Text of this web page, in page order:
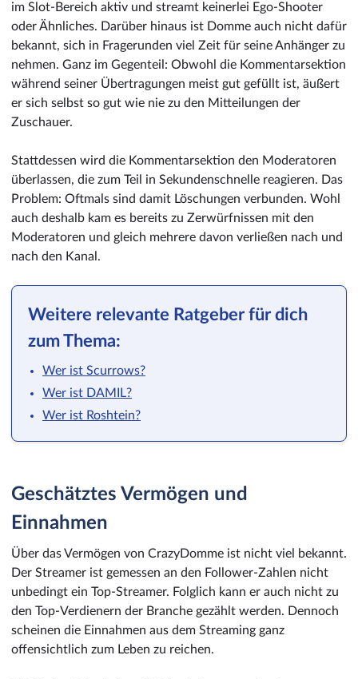
im Slot-Bereich aktiv und streamt keinerlei Ego-Shooter
oder Ähnliches. Darüber hinaus ist Domme auch nicht dafür
bekannt, sich in Fragerunden viel Zeit für seine Anhänger zu
nehmen. Ganz im Gegenteil: Obwohl die Kommentarsektion
während seiner Übertragungen meist gut gefüllt ist, äußert
er sich selbst so gut wie nie zu den Mitteilungen der
Zuschauer.
Stattdessen wird die Kommentarsektion den Moderatoren
überlassen, die zum Teil in Sekundenschnelle reagieren. Das
Problem: Oftmals sind damit Löschungen verbunden. Wohl
auch deshalb kam es bereits zu Zerwürfnissen mit den
Moderatoren und gleich mehrere davon verließen nach und
nach den Kanal.
Weitere relevante Ratgeber für dich
zum Thema:
Wer ist Scurrows?
Wer ist DAMIL?
Wer ist Roshtein?
Geschätztes Vermögen und
Einnahmen
Über das Vermögen von CrazyDomme ist nicht viel bekannt.
Der Streamer ist gemessen an den Follower-Zahlen nicht
unbedingt ein Top-Streamer. Folglich kann er auch nicht zu
den Top-Verdienern der Branche gezählt werden. Dennoch
scheinen die Einnahmen aus dem Streaming ganz
offensichtlich zum Leben zu reichen.